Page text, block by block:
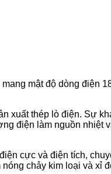
mật độ dòng điện
xuất thép lò điện. Sự
điện làm nguồn
cực và điện tích,
chảy kim loại và xỉ